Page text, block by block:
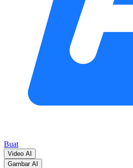
Buat
Video AI
Gambar AI